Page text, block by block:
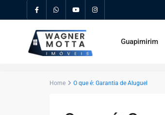
Guapimirim
Home O que é: Garantia de Aluguel